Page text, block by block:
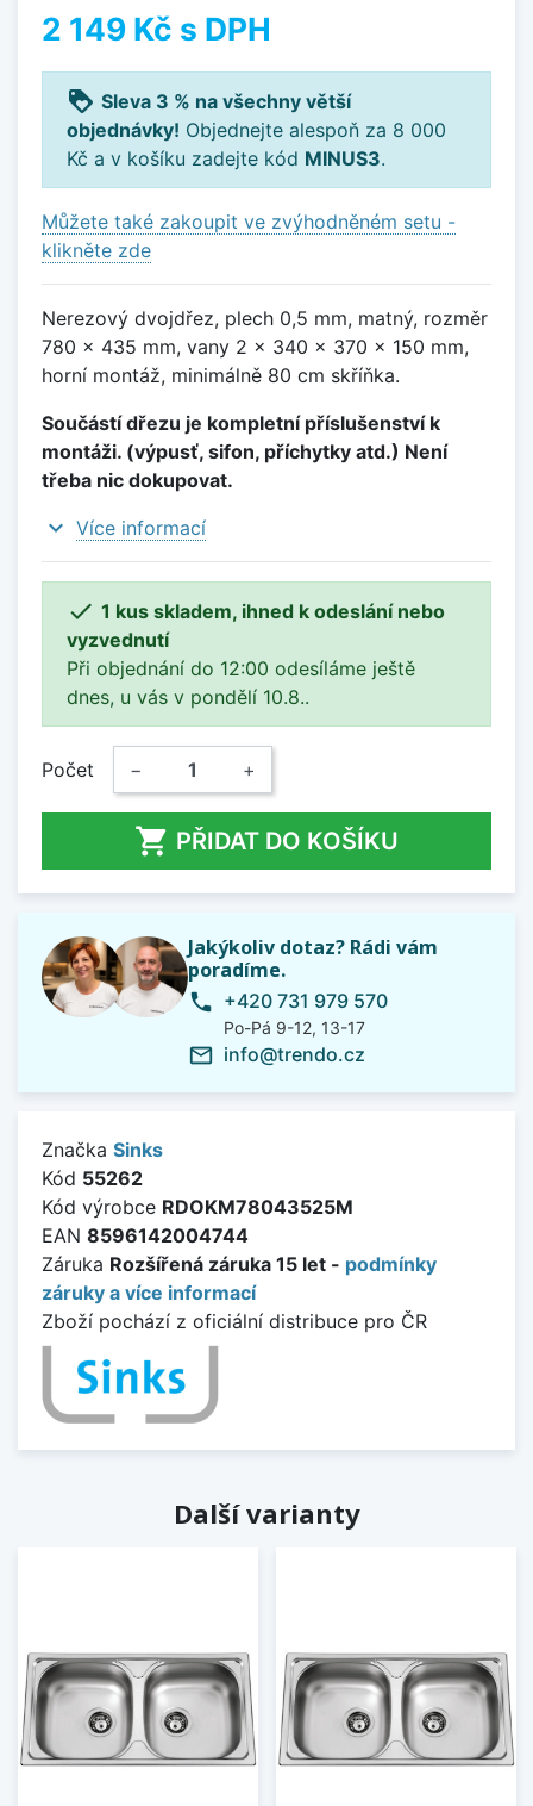
2 149 Kč s DPH
loyalty Sleva 3 % na všechny větší
objednávky! Objednejte alespoň za 8 000
Kč a v košíku zadejte kód MINUS3.
Můžete také zakoupit ve zvýhodněném setu -
klikněte zde
Nerezový dvojdřez, plech 0,5 mm, matný, rozměr
780 x 435 mm, vany 2 x 340 x 370 x 150 mm,
horní montáž, minimálně 80 cm skříňka.
Součástí dřezu je kompletní příslušenství k
montáži. (výpusť, sifon, příchytky atd.) Není
třeba nic dokupovat.
expand_more Více informací
 1 kus skladem, ihned k odeslání nebo
vyzvednutí
Při objednání do 12:00 odesíláme ještě
dnes, u vás v pondělí 10.8..
Počet − +
 PŘIDAT DO KOŠÍKU
Jakýkoliv dotaz? Rádi vám
poradíme.
phone +420 731 979 570
Po-Pá 9-12, 13-17
mail_outline info@trendo.cz
Značka Sinks
Kód 55262
Kód výrobce RDOKM78043525M
EAN 8596142004744
Záruka Rozšířená záruka 15 let - podmínky
záruky a více informací
Zboží pochází z oficiální distribuce pro ČR
Další varianty